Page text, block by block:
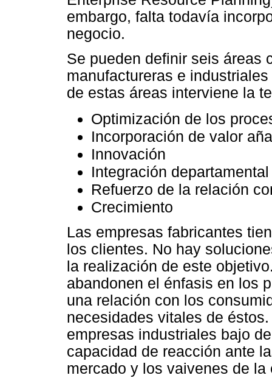
embargo, falta todavía
negocio.
Se pueden definir seis áreas
manufactureras e
de estas áreas interviene la
Optimización de los
Incorporación de valor
Innovación
Integración departamental
Refuerzo de la relación
Crecimiento
Las empresas fabricantes
los clientes. No hay
la realización de este
abandonen el énfasis en los
una relación con los
necesidades vitales de
empresas industriales bajo
capacidad de reacción ante
mercado y los vaivenes de la